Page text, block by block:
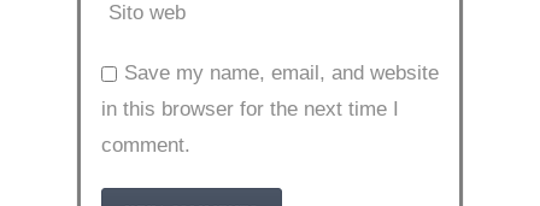
Sito web
Save my name, email, and website
in this browser for the next time I
comment.